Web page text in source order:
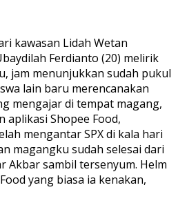
kawasan Lidah Wetan
Ferdianto (20) melirik
jam menunjukkan sudah pukul
lain baru merencanakan
mengajar di tempat magang,
aplikasi Shopee Food,
mengantar SPX di kala hari
magangku sudah selesai dari
Akbar sambil tersenyum. Helm
yang biasa ia kenakan,